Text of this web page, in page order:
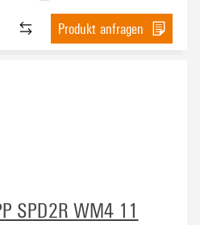
Produkt anfragen
SPD2R WM4 11